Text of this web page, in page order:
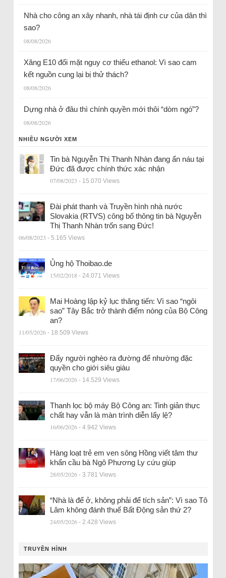
Nhà cho công an xây nhanh, nhà tái định cư của dân thì
sao?
08/08/2026
Xăng E10 đối mặt nguy cơ thiếu ethanol: Vì sao cam
kết nguồn cung lại bị thử thách?
08/08/2026
Dựng nhà ở đâu thì chính quyền mới thôi “dòm ngó”?
08/08/2026
NHIỀU NGƯỜI XEM
Tin bà Nguyễn Thị Thanh Nhàn đang ẩn náu tại
Đức đã được chính thức xác nhận
07/08/2023 - 15.070 Views
Đài phát thanh và Truyền hình nhà nước
Slovakia (RTVS) công bố thông tin bà Nguyễn
Thị Thanh Nhàn trốn sang Đức!
06/08/2023 - 5.165 Views
Ủng hộ Thoibao.de
15/02/2018 - 24.071 Views
Mai Hoàng lập kỷ lục thăng tiến: Vì sao “ngôi
sao” Tây Bắc trở thành điểm nóng của Bộ Công
an?
11/05/2026 - 18.509 Views
Đẩy người nghèo ra đường để nhường đặc
quyền cho giới siêu giàu
17/06/2026 - 14.529 Views
Thanh lọc bộ máy Bộ Công an: Tinh giản thực
chất hay vẫn là màn trình diễn lấy lệ?
16/06/2026 - 4.942 Views
Hàng loạt trẻ em ven sông Hồng viết tâm thư
khẩn cầu bà Ngô Phương Ly cứu giúp
28/05/2026 - 3.781 Views
“Nhà là để ở, không phải để tích sản”: Vì sao Tô
Lâm không đánh thuế Bất Động sản thứ 2?
24/05/2026 - 2.428 Views
TRUYỀN HÌNH